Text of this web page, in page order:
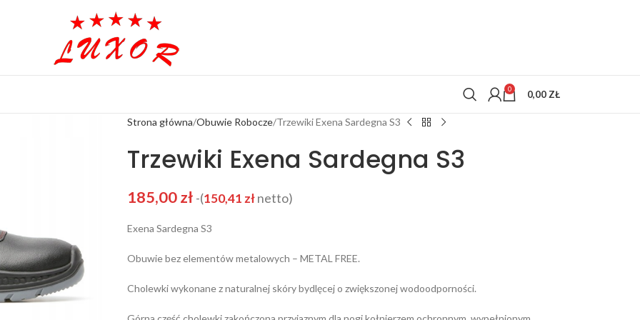
0 0,00 ZŁ
Strona główna Obuwie Robocze Trzewiki Exena Sardegna S3
Trzewiki Exena Sardegna S3
185,00zł -(150,41 złnetto)
Exena Sardegna S3
Obuwie bez elementów metalowych – METAL FREE.
Cholewki wykonane z naturalnej skóry bydlęcej o zwiększonej wodoodporności.